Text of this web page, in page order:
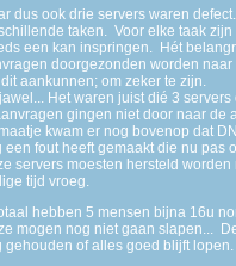
dus ook drie servers waren
taken. Voor elke taak
een kan inspringen. Hét
doorgezonden worden
aankunnen; om zeker te zijn.
Het waren juist dié 3
gingen niet door naar de
kwam er nog bovenop dat
een fout heeft gemaakt die nu pas
servers moesten hersteld
tijd vroeg.
hebben 5 mensen bijna 16u
mogen nog niet gaan slapen...
gehouden of alles goed blijft